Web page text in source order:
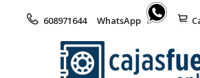
608971644 WhatsApp